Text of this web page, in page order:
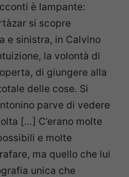
è lampante:
si scopre
e sinistra, in Calvino
la volontà di
di giungere alla
delle cose. Si
parve di vedere
[…] C’erano molte
e molte
ma quello che lui
unica che